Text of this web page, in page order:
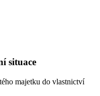
situace
majetku do vlastnictví